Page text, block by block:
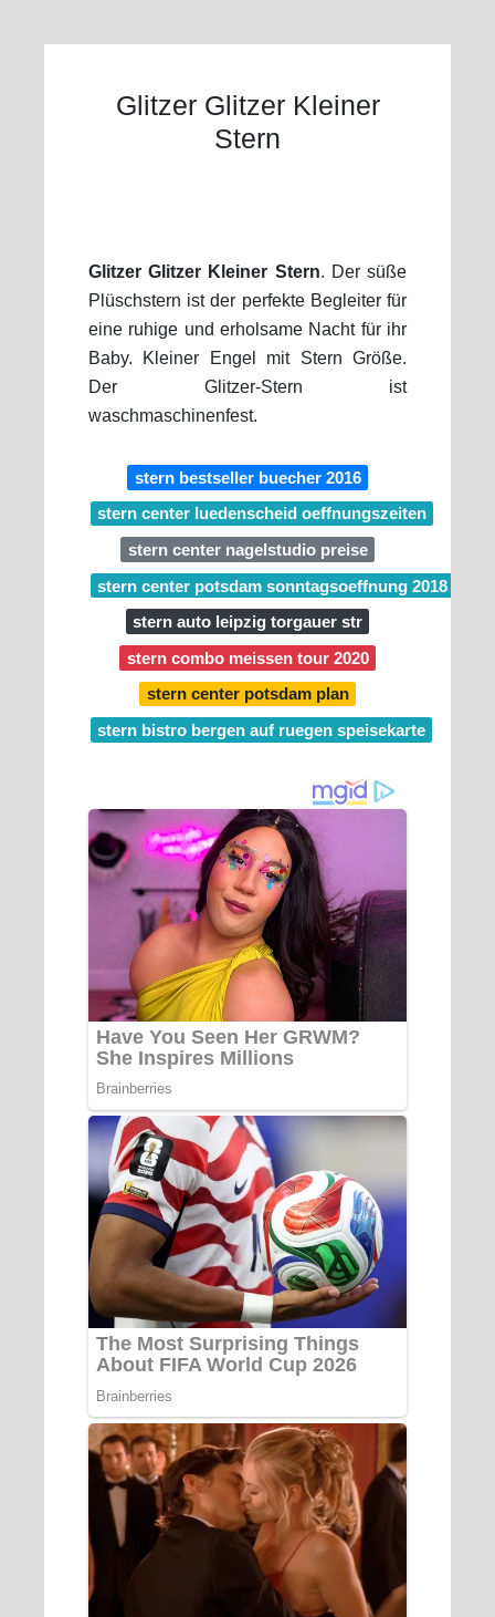
Glitzer Glitzer Kleiner
Stern
Glitzer Glitzer Kleiner Stern. Der süße
Plüschstern ist der perfekte Begleiter für
eine ruhige und erholsame Nacht für ihr
Baby. Kleiner Engel mit Stern Größe.
Der Glitzer-Stern ist
waschmaschinenfest.
stern bestseller buecher 2016
stern center luedenscheid oeffnungszeiten
stern center nagelstudio preise
stern center potsdam sonntagsoeffnung 2018
stern auto leipzig torgauer str
stern combo meissen tour 2020
stern center potsdam plan
stern bistro bergen auf ruegen speisekarte